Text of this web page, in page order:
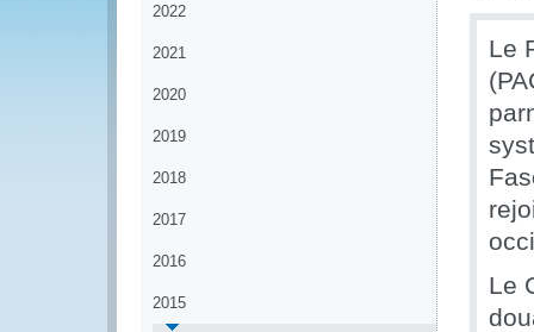
2022
2021
2020
2019
2018
2017
2016
2015
Le
Le